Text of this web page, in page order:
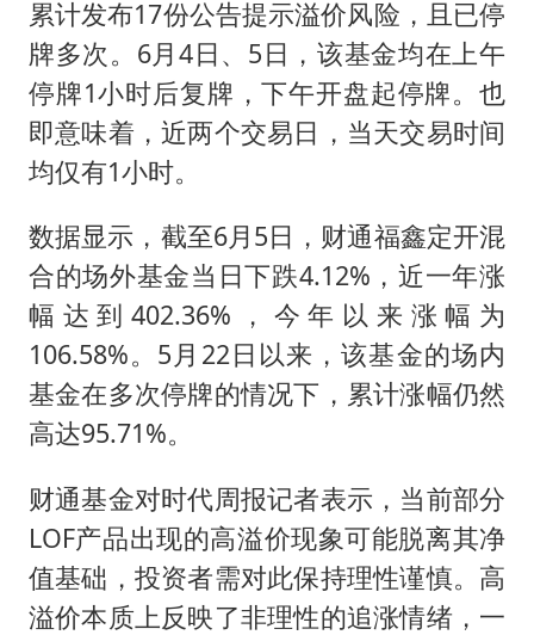
累计发布17份公告提示溢价风险，且已停
牌多次。6月4日、5日，该基金均在上午
停牌1小时后复牌，下午开盘起停牌。也
即意味着，近两个交易日，当天交易时间
均仅有1小时。
数据显示，截至6月5日，财通福鑫定开混
合的场外基金当日下跌4.12%，近一年涨
幅达到402.36%，今年以来涨幅为
106.58%。5月22日以来，该基金的场内
基金在多次停牌的情况下，累计涨幅仍然
高达95.71%。
财通基金对时代周报记者表示，当前部分
LOF产品出现的高溢价现象可能脱离其净
值基础，投资者需对此保持理性谨慎。高
溢价本质上反映了非理性的追涨情绪，一